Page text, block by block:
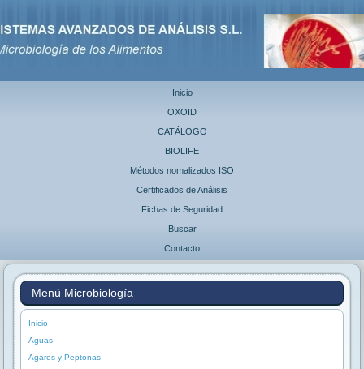
Inicio
OXOID
CATÁLOGO
BIOLIFE
Métodos nomalizados ISO
Certificados de Análisis
Fichas de Seguridad
Buscar
Contacto
Menú Microbiología
Inicio
Aguas
Agares y Peptonas